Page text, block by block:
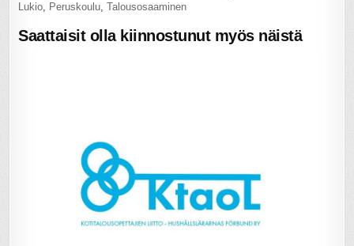
Lukio, Peruskoulu,Talousosaaminen
Saattaisit olla kiinnostunut myös näistä